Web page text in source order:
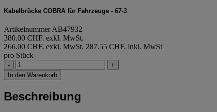
Kabelbrücke COBRA für Fahrzeuge - 67-3
Artikelnummer AB47932
380.00 CHF. exkl. MwSt.
266.00 CHF. exkl. MwSt. 287.55 CHF. inkl. MwSt
pro Stück
-
+
In den Warenkorb
Beschreibung